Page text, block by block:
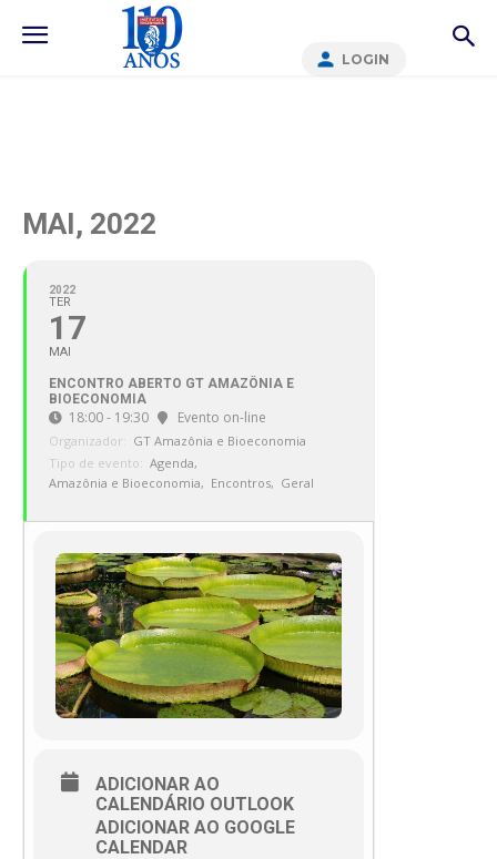
LOGIN
MAI, 2022
2022
TER
17
MAI
ENCONTRO ABERTO GT AMAZÔNIA E
BIOECONOMIA
18:00 - 19:30 Evento on-line
Organizador: GT Amazônia e Bioeconomia
Tipo de evento: Agenda,
Amazônia e Bioeconomia, Encontros, Geral
ADICIONAR AO
CALENDÁRIO OUTLOOK
ADICIONAR AO GOOGLE
CALENDAR